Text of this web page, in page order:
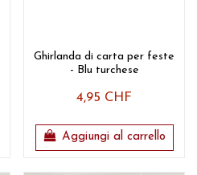
Ghirlanda di carta per feste
- Blu turchese
4,95 CHF
Aggiungi al carrello